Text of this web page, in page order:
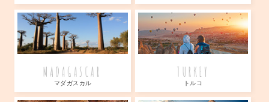
MADAGASCAR
マダガスカル
TURKEY
トルコ